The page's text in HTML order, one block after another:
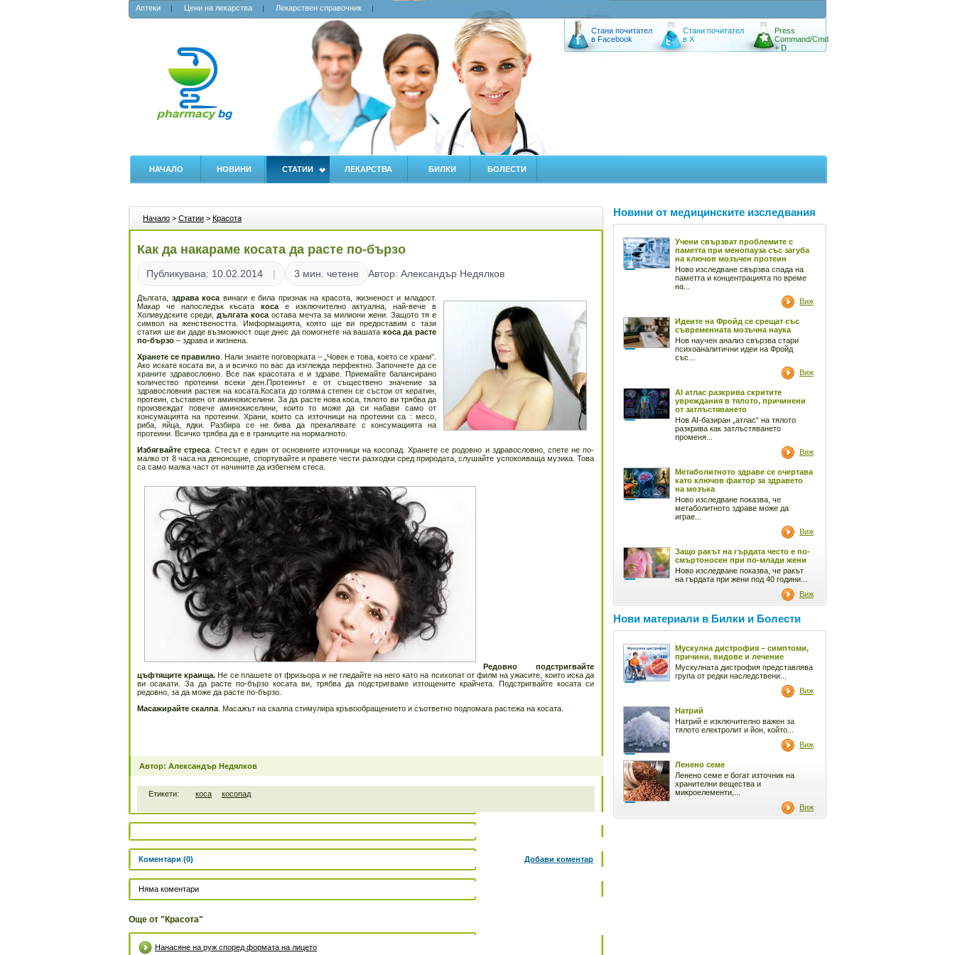
Аптеки Цени на лекарства Лекарствен справочник
Стани почитател
в Facebook
Стани почитател
в X
Press
Command/Cmd
+ D
НАЧАЛО НОВИНИ СТАТИИ ЛЕКАРСТВА БИЛКИ БОЛЕСТИ
Начало > Статии > Красота
Как да накараме косата да расте по-бързо
Публикувана: 10.02.2014 3 мин. четене Автор: Александър Недялков
Дългата, здрава коса винаги е била признак на красота, жизненост и младост.
Макар че напоследък късатакоса е изключително актуална, най-вече в
Холивудските среди, дългата косаостава мечта за милиони жени. Защото тя е
символ на женствеността. Имформацията, която ще ви предоставим с тази
статия ше ви даде възможност още днес да помогнете на вашата коса да расте
по-бързо – здрава и жизнена.
Хранете се правилно . Нали знаете поговорката – „Човек е това, което се храни”.
Ако искате косата ви, а и всичко по вас да изглежда перфектно. Започнете да се
храните здравословно. Все пак красотата е и здраве. Приемайте балансирано
количество протеини всеки ден.Протеинът е от съществено значение за
здравословния растеж на косата.Косата до голяма степен се състои от кератин,
протеин, съставен от аминокиселини. За да расте нова коса, тялото ви трябва да
произвеждат повече аминокиселини, които то може да си набави само от
консумацията на протеини. Храни, които са източници на протеини са : месо,
риба, яйца, ядки. Разбира се не бива да прекалявате с консумацията на
протеини. Всичко трябва да е в границите на нормалното.
Избягвайте стреса . Стесът е един от основните източници на косопад. Хранете се родовно и здравословно, спете не по-
малко от 8 часа на денонощие, спортувайте и правете чести разходки сред природата, слушайте успокояваща музика. Това
са само малка част от начините да избегнем стеса.
Редовно подстригвайте
цъфтящите краища.Не се плашете от фризьора и не гледайте на него като на психопат от филм на ужасите, които иска да
ви осакати. За да расте по-бързо косата ви, трябва да подстригваме изтощените крайчета. Подстригвайте косата си
редовно, за да може да расте по-бързо.
Масажирайте скалпа . Масажът на скалпа стимулира кръвообращението и съответно подпомага растежа на косата.
Автор: Александър Недялков
Етикети: коса косопад
Коментари (0) Добави коментар
Няма коментари
Още от "Красота"
Нанасяне на руж според формата на лицето
Новини от медицинските изследвания
Учени свързват проблемите с
паметта при менопауза със загуба
на ключов мозъчен протеин
Ново изследване свързва спада на
паметта и концентрацията по време
на...
Виж
Идеите на Фройд се срещат със
съвременната мозъчна наука
Нов научен анализ свързва стари
психоаналитични идеи на Фройд
със...
Виж
AI атлас разкрива скритите
увреждания в тялото, причинени
от затлъстяването
Нов AI-базиран „атлас“ на тялото
разкрива как затлъстяването
променя...
Виж
Метаболитното здраве се очертава
като ключов фактор за здравето
на мозъка
Ново изследване показва, че
метаболитното здраве може да
играе...
Виж
Защо ракът на гърдата често е по-
смъртоносен при по-млади жени
Ново изследване показва, че ракът
на гърдата при жени под 40 години...
Виж
Нови материали в Билки и Болести
Мускулна дистрофия – симптоми,
причини, видове и лечение
Мускулната дистрофия представлява
група от редки наследствени...
Виж
Натрий
Натрий е изключително важен за
тялото електролит и йон, който...
Виж
Ленено семе
Ленено семе е богат източник на
хранителни вещества и
микроелементи,...
Виж